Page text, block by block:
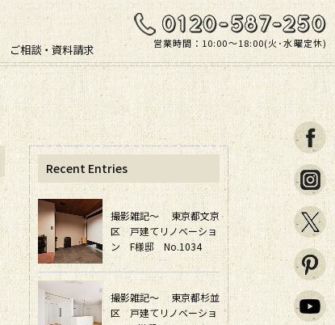
ご相談・資料請求 営業時間：10:00〜18:00(火･水曜定休)
Recent Entries
撮影雑記～ 東京都文京
区 戸建てリノベーショ
ン F様邸 No.1034
撮影雑記～ 東京都杉並
区 戸建てリノベーショ